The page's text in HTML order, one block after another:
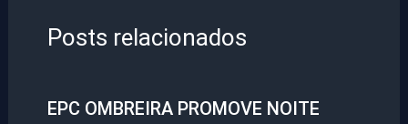
Posts relacionados
EPC OMBREIRA PROMOVE NOITE